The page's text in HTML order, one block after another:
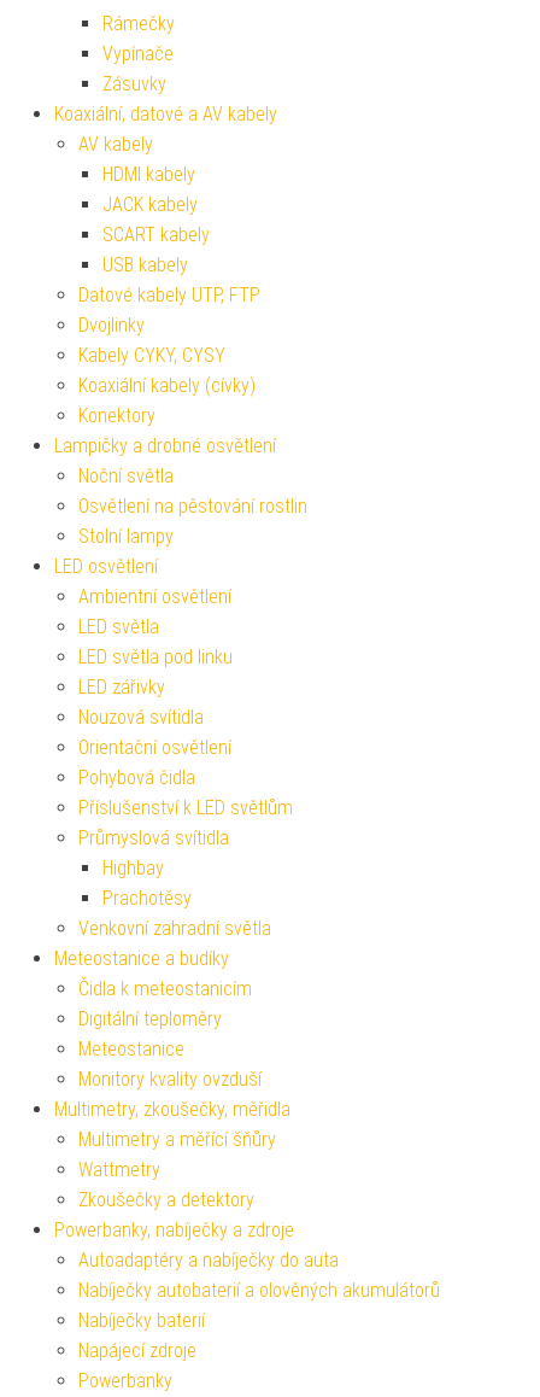
Rámečky
Vypínače
Zásuvky
Koaxiální, datové a AV kabely
AV kabely
HDMI kabely
JACK kabely
SCART kabely
USB kabely
Datové kabely UTP, FTP
Dvojlinky
Kabely CYKY, CYSY
Koaxiální kabely (cívky)
Konektory
Lampičky a drobné osvětlení
Noční světla
Osvětlení na pěstování rostlin
Stolní lampy
LED osvětlení
Ambientní osvětlení
LED světla
LED světla pod linku
LED zářivky
Nouzová svítidla
Orientační osvětlení
Pohybová čidla
Příslušenství k LED světlům
Průmyslová svítidla
Highbay
Prachotěsy
Venkovní zahradní světla
Meteostanice a budíky
Čidla k meteostanicím
Digitální teploměry
Meteostanice
Monitory kvality ovzduší
Multimetry, zkoušečky, měřidla
Multimetry a měřící šňůry
Wattmetry
Zkoušečky a detektory
Powerbanky, nabíječky a zdroje
Autoadaptéry a nabíječky do auta
Nabíječky autobaterií a olověných akumulátorů
Nabíječky baterií
Napájecí zdroje
Powerbanky